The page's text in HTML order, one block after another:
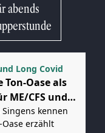
abends